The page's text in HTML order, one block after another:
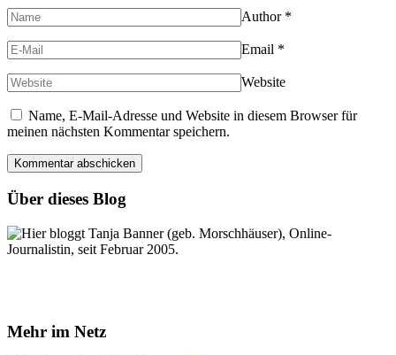
Author *
Email *
Website
Name, E-Mail-Adresse und Website in diesem Browser für
meinen nächsten Kommentar speichern.
Über dieses Blog
Hier bloggt Tanja Banner (geb. Morschhäuser), Online-
Journalistin, seit Februar 2005.
Mehr im Netz